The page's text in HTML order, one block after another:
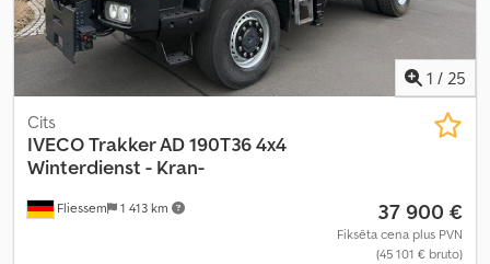
1 / 25
Fliessem 1 413 km
Cits
IVECOTrakker AD 190T36 4x4
Winterdienst - Kran-
37 900 €
Fiksēta cena plus PVN
(45 101 € bruto)